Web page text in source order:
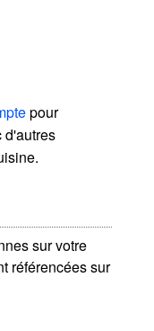
pour
d'autres
sur votre
référencées sur